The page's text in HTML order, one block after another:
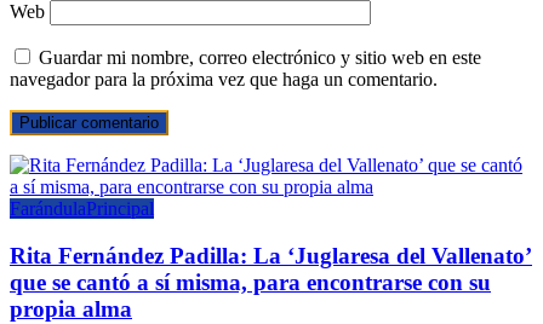
Web
Guardar mi nombre, correo electrónico y sitio web en este
navegador para la próxima vez que haga un comentario.
FarándulaPrincipal
Rita Fernández Padilla: La ‘Juglaresa del Vallenato’
que se cantó a sí misma, para encontrarse con su
propia alma